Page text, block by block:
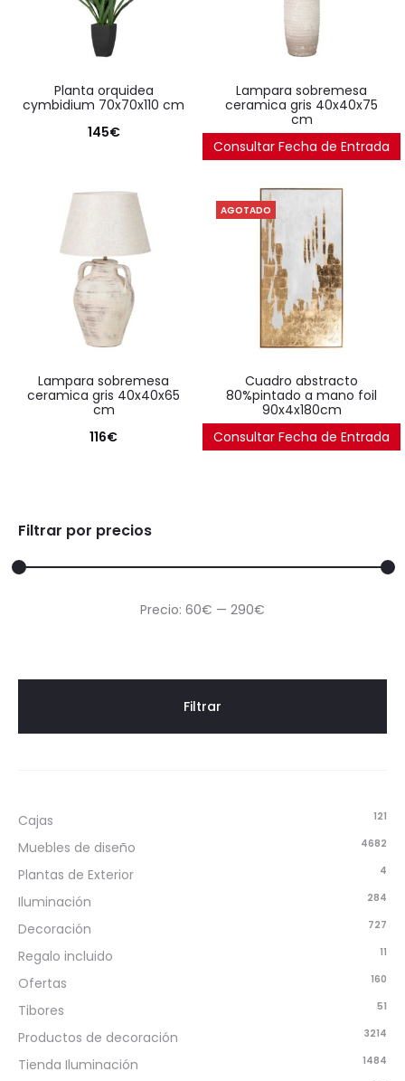
planta orquidea
cymbidium 70x70x110 cm
145€
lampara sobremesa
ceramica gris 40x40x75
cm
116€
Consultar Fecha de Entrada
lampara sobremesa
ceramica gris 40x40x65
cm
116€
AGOTADO
cuadro abstracto
80%pintado a mano foil
90x4x180cm
169€
Consultar Fecha de Entrada
Filtrar por precios
Precio
Precio
Filtrar
Precio: 60€ — 290€
Cajas 121
Muebles de diseño 4682
Plantas de Exterior 4
Iluminación 284
Decoración 727
Regalo incluido 11
Ofertas 160
Tibores 51
Productos de decoración 3214
Tienda Iluminación 1484